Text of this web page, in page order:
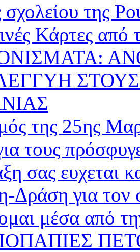
σχολείου της
Κάρτες από
της 25ης
τους
σας ευχεται
Δράση για τον
μέσα από